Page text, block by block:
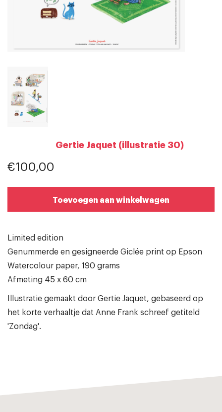
Gertie Jaquet (illustratie 30)
€100,00
Toevoegen aan winkelwagen
Limited edition
Genummerde en gesigneerde Giclée print op Epson
Watercolour paper, 190 grams
Afmeting 45 x 60 cm
Illustratie gemaakt door Gertie Jaquet, gebaseerd op
het korte verhaaltje dat Anne Frank schreef getiteld
'Zondag'.